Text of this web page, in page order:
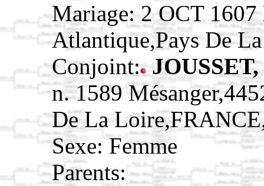
Mariage: 2 OCT
Atlantique,Pays De
Conjoint:
n. 1589
De La
Sexe: Femme
Parents: